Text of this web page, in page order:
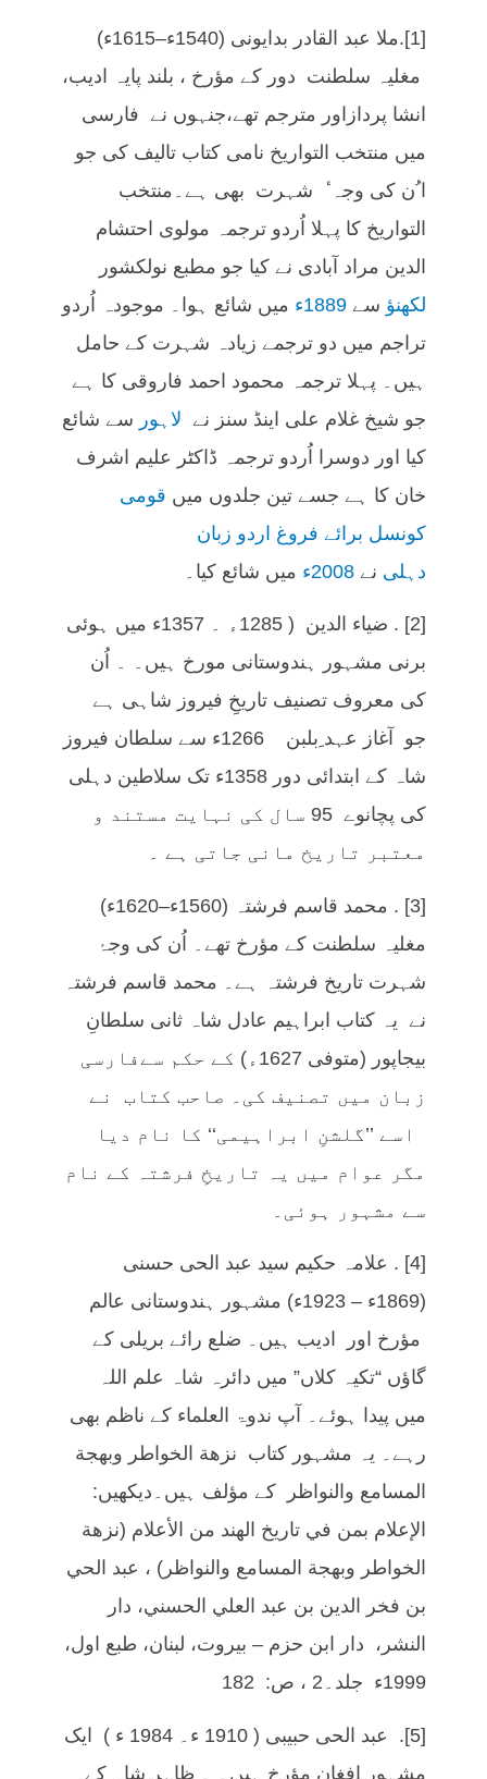
[1].ملا عبد القادر بدایونی (1540ء–1615ء)
مغلیہ سلطنت دور کے مؤرخ ، بلند پایہ ادیب،
انشا پردازاور مترجم تھے،جنہوں نے فارسی
میں منتخب التواریخ نامی کتاب تالیف کی جو
ا ُن کی وجہ ٔ شہرت بھی ہے۔منتخب
التواریخ کا پہلا اُردو ترجمہ مولوی احتشام
الدین مراد آبادی نے کیا جو مطبع نولکشور
لکھنؤ سے1889ء
میں شائع ہوا۔ موجودہ اُردو
تراجم میں دو ترجمے زیادہ شہرت کے حامل
ہیں۔ پہلا ترجمہ محمود احمد فاروقی کا ہے
جو شیخ غلام علی اینڈ سنز نے لاہور سے شائع
کیا اور دوسرا اُردو ترجمہ ڈاکٹر علیم اشرف
خان کا ہے جسے تین جلدوں میں قومی
کونسل برائے فروغ اردو زبان
دہلی نے2008ء میں شائع کیا۔
[2] . ضیاء الدین ( 1285ء ۔ 1357ء میں ہوئی
برنی مشہور ہندوستانی مورخ ہیں۔ ۔ اُن
کی معروف تصنیف تاریخِ فیروز شاہی ہے
جو آغاز عہد ِبلبن 1266ء سے سلطان فیروز
شاہ کے ابتدائی دور 1358ء تک سلاطین دہلی
کی پچانوے 95 سال کی نہایت مستند و
معتبر تاریخ مانی جاتی ہے ۔
[3] . محمد قاسم فرشتہ (1560ء–1620ء)
مغلیہ سلطنت کے مؤرخ تھے۔ اُن کی وجۂ
شہرت تاریخ فرشتہ ہے۔ محمد قاسم فرشتہ
نے یہ کتاب ابراہیم عادل شاہ ثانی سلطانِ
بیجاپور (متوفی 1627ء) کے حکم سےفارسی
زبان میں تصنیف کی۔ صاحب کتاب نے
اسے ’’گلشنِ ابراہیمی‘‘ کا نام دیا
مگر عوام میں یہ تاریخِ فرشتہ کے نام
سے مشہور ہوئی۔
[4] . علامہ حکیم سید عبد الحی حسنی
(1869ء – 1923ء) مشہور ہندوستانی عالم
مؤرخ اور ادیب ہیں۔ ضلع رائے بریلی کے
گاؤں “تکیہ کلاں” میں دائرہ شاہ علم اللہ
میں پیدا ہوئے۔ آپ ندوۃ العلماء کے ناظم بھی
رہے۔ یہ مشہور کتاب نزهة الخواطر وبهجة
المسامع والنواظر کے مؤلف ہیں۔دیکھیں:
الإعلام بمن في تاريخ الهند من الأعلام (نزهة
الخواطر وبهجة المسامع والنواظر) ، عبد الحي
بن فخر الدين بن عبد العلي الحسني، دار
النشر، دار ابن حزم – بيروت، لبنان، طبع اول،
1999ء جلد۔2 ، ص: 182
[5]. عبد الحی حبیبی ( 1910 ء۔ 1984 ء ) ایک
مشہور افغان مؤرخ ہیں۔ ۔ ظاہر شاہ کے